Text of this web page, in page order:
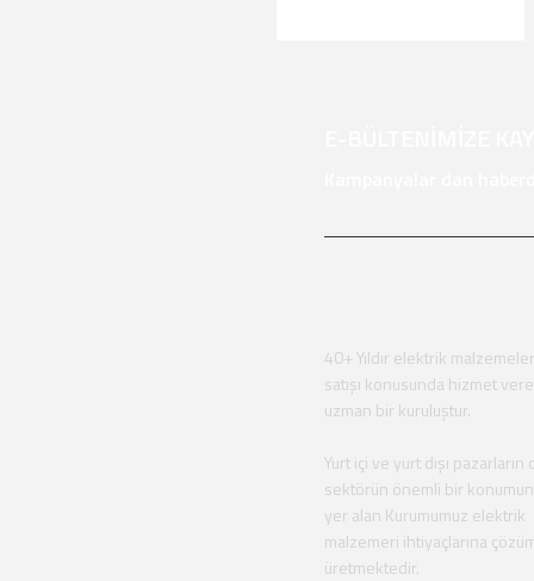
40+ Yıldır elektrik
satışı konusunda hizmet
uzman bir kuruluştur.
Yurt içi ve yurt dışı pazarların
sektörün önemli bir
yer alan Kurumumuz elektrik
malzemeri ihtiyaçlarına
üretmektedir.